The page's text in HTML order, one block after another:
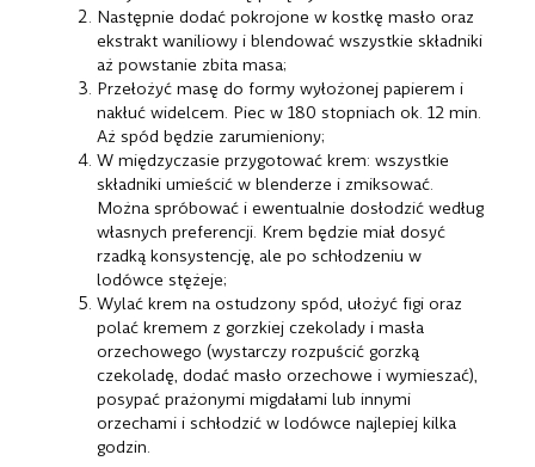
Następnie dodać pokrojone w kostkę masło oraz
ekstrakt waniliowy i blendować wszystkie składniki
aż powstanie zbita masa;
Przełożyć masę do formy wyłożonej papierem i
nakłuć widelcem. Piec w 180 stopniach ok. 12 min.
Aż spód będzie zarumieniony;
W międzyczasie przygotować krem: wszystkie
składniki umieścić w blenderze i zmiksować.
Można spróbować i ewentualnie dosłodzić według
własnych preferencji. Krem będzie miał dosyć
rzadką konsystencję, ale po schłodzeniu w
lodówce stężeje;
Wylać krem na ostudzony spód, ułożyć figi oraz
polać kremem z gorzkiej czekolady i masła
orzechowego (wystarczy rozpuścić gorzką
czekoladę, dodać masło orzechowe i wymieszać),
posypać prażonymi migdałami lub innymi
orzechami i schłodzić w lodówce najlepiej kilka
godzin.